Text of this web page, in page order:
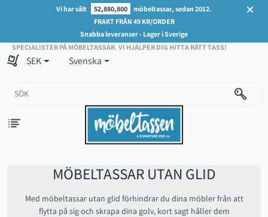
Vi har sålt 52,880,800
möbeltassar, sedan 2012.
FRAKT FRÅN 49 KR/ORDER
Snabba leveranser - Lager i Sverige
SPECIALISTER PÅ MÖBELTASSAR. VI HJÄLPER DIG HITTA RÄTT TASS!
SEK Svenska
MÖBELTASSAR UTAN GLID
Med möbeltassar utan glid förhindrar du dina möbler från att
flytta på sig och skrapa dina golv, kort sagt håller dem